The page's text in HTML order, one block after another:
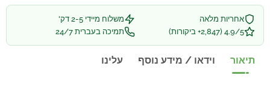
אחריות מלאה
משלוח מיידי 2-5 דק'
4.9/5 (2,847+ ביקורות)
תמיכה בעברית 24/7
תיאור וידאו / מידע נוסף עלינו